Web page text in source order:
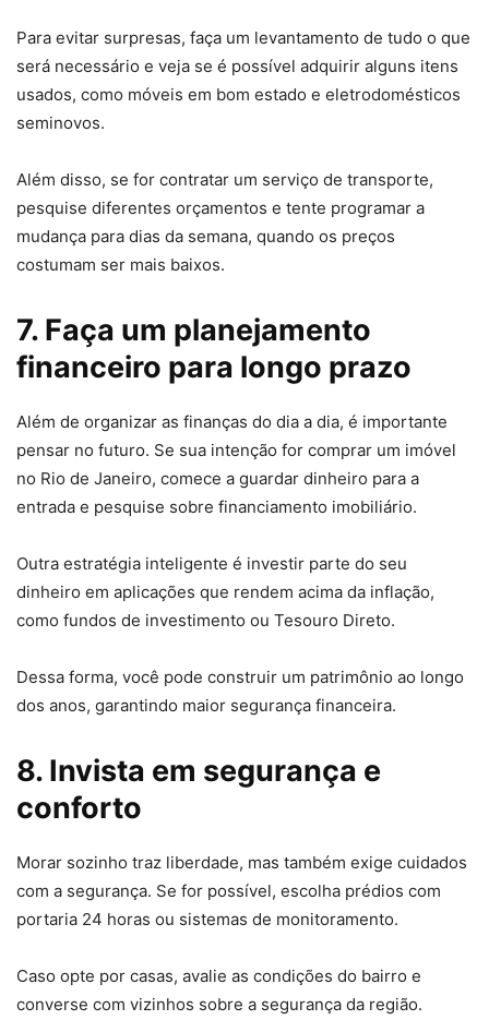
Para evitar surpresas, faça um levantamento de tudo o que
será necessário e veja se é possível adquirir alguns itens
usados, como móveis em bom estado e eletrodomésticos
seminovos.
Além disso, se for contratar um serviço de transporte,
pesquise diferentes orçamentos e tente programar a
mudança para dias da semana, quando os preços
costumam ser mais baixos.
7. Faça um planejamento
financeiro para longo prazo
Além de organizar as finanças do dia a dia, é importante
pensar no futuro. Se sua intenção for comprar um imóvel
no Rio de Janeiro, comece a guardar dinheiro para a
entrada e pesquise sobre financiamento imobiliário.
Outra estratégia inteligente é investir parte do seu
dinheiro em aplicações que rendem acima da inflação,
como fundos de investimento ou Tesouro Direto.
Dessa forma, você pode construir um patrimônio ao longo
dos anos, garantindo maior segurança financeira.
8. Invista em segurança e
conforto
Morar sozinho traz liberdade, mas também exige cuidados
com a segurança. Se for possível, escolha prédios com
portaria 24 horas ou sistemas de monitoramento.
Caso opte por casas, avalie as condições do bairro e
converse com vizinhos sobre a segurança da região.